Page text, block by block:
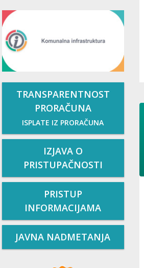
TRANSPARENTNOST
PRORAČUNA
ISPLATE IZ PRORAČUNA
IZJAVA O
PRISTUPAČNOSTI
PRISTUP
INFORMACIJAMA
JAVNA NADMETANJA